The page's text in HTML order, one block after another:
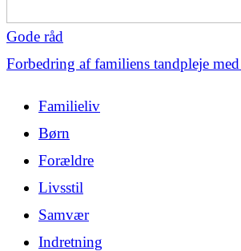
Gode råd
Forbedring af familiens tandpleje
Familieliv
Børn
Forældre
Livsstil
Samvær
Indretning